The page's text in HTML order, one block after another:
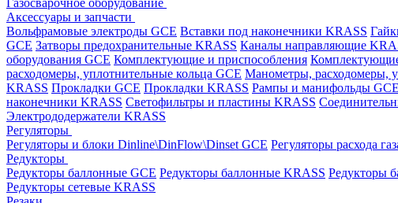
Газосварочное оборудование
Аксессуары и запчасти
Вольфрамовые электроды GCE Вставки под наконечники KRASS
GCE Затворы предохранительные KRASS Каналы направляющие
оборудования GCE Комплектующие и приспособления
расходомеры, уплотнительные кольца GCE Манометры, расходомеры,
KRASS Прокладки GCE Прокладки KRASS Рампы и манифольды GCE
наконечники KRASS Светофильтры и пластины KRASS
Электрододержатели KRASS
Регуляторы
Регуляторы и блоки Dinline\DinFlow\Dinset GCE Регуляторы расхода
Редукторы
Редукторы баллонные GCE Редукторы баллонные KRASS Редукторы
Редукторы сетевые KRASS